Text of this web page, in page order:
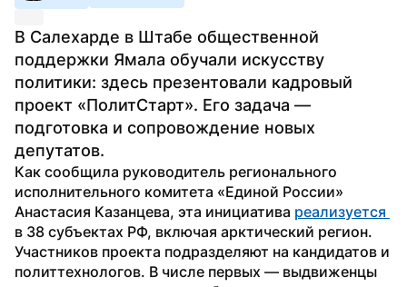
В Салехарде в Штабе общественной
поддержки Ямала обучали искусству
политики: здесь презентовали кадровый
проект «ПолитСтарт». Его задача —
подготовка и сопровождение новых
депутатов.
Как сообщила руководитель регионального
исполнительного комитета «Единой России»
Анастасия Казанцева, эта инициатива
в 38 субъектах РФ, включая арктический регион.
Участников проекта подразделяют на кандидатов и
политтехнологов. В числе первых — выдвиженцы